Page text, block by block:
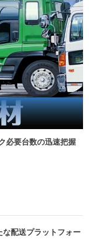
必要台数の迅速把握
配送プラットフォー